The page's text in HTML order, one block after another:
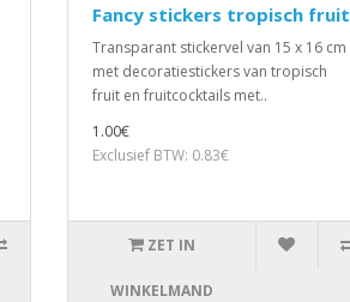
Fancy stickers tropisch fruit
Transparant stickervel van 15 x 16 cm
met decoratiestickers van tropisch
fruit en fruitcocktails met..
1.00€
Exclusief BTW: 0.83€
ZET IN
WINKELMAND